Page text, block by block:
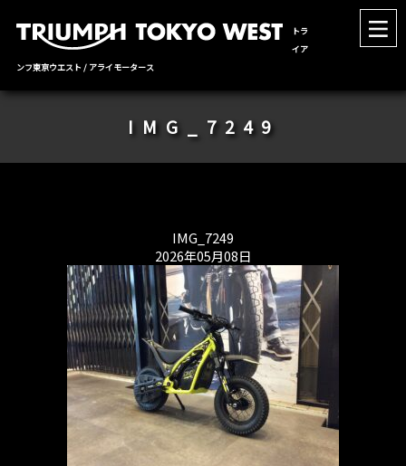
トラ
イア
ンフ東京ウエスト / アライモータース
IMG_7249
IMG_7249
2026年05月08日